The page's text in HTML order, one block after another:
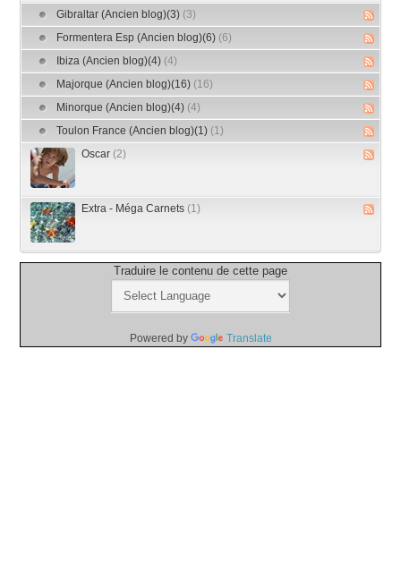
Gibraltar (Ancien blog)(3) (3)
Formentera Esp (Ancien blog)(6) (6)
Ibiza (Ancien blog)(4) (4)
Majorque (Ancien blog)(16) (16)
Minorque (Ancien blog)(4) (4)
Toulon France (Ancien blog)(1) (1)
Oscar (2)
Extra - Méga Carnets (1)
Traduire le contenu de cette page
Powered by Translate